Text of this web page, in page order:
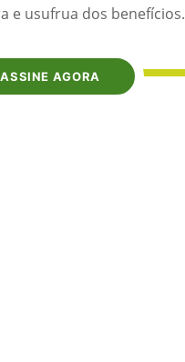
e usufrua dos benefícios.
ASSINE AGORA